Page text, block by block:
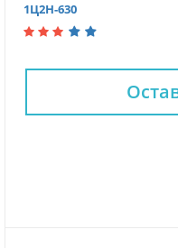
1Ц2Н-630